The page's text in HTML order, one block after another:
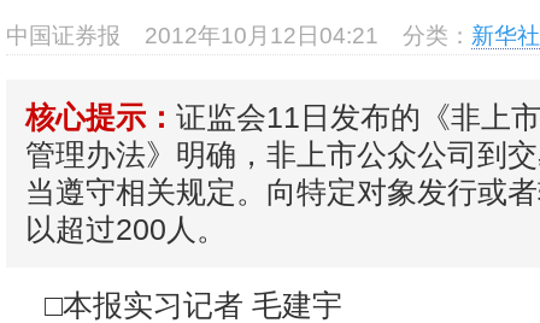
基
恒
中国证券报 2012年10月12日04:21 分类： 新华
核心提示： 证监会11日发布的《非上
管理办法》明确，非上市公众公司到
当遵守相关规定。向特定对象发行或
以超过200人。
□本报实习记者 毛建宇